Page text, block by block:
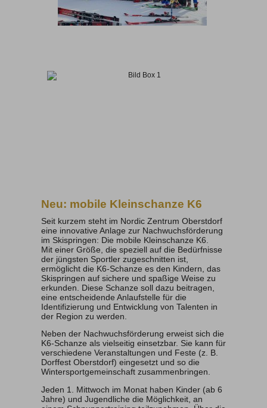
Neu: mobile Kleinschanze K6
Seit kurzem steht im Nordic Zentrum Oberstdorf
eine innovative Anlage zur Nachwuchsförderung
im Skispringen: Die mobile Kleinschanze K6.
Mit einer Größe, die speziell auf die Bedürfnisse
der jüngsten Sportler zugeschnitten ist,
ermöglicht die K6-Schanze es den Kindern, das
Skispringen auf sichere und spaßige Weise zu
erkunden. Diese Schanze soll dazu beitragen,
eine entscheidende Anlaufstelle für die
Identifizierung und Entwicklung von Talenten in
der Region zu werden.
Neben der Nachwuchsförderung erweist sich die
K6-Schanze als vielseitig einsetzbar. Sie kann für
verschiedene Veranstaltungen und Feste (z. B.
Dorffest Oberstdorf) eingesetzt und so die
Wintersportgemeinschaft zusammenbringen.
Jeden 1. Mittwoch im Monat haben Kinder (ab 6
Jahre) und Jugendliche die Möglichkeit, an